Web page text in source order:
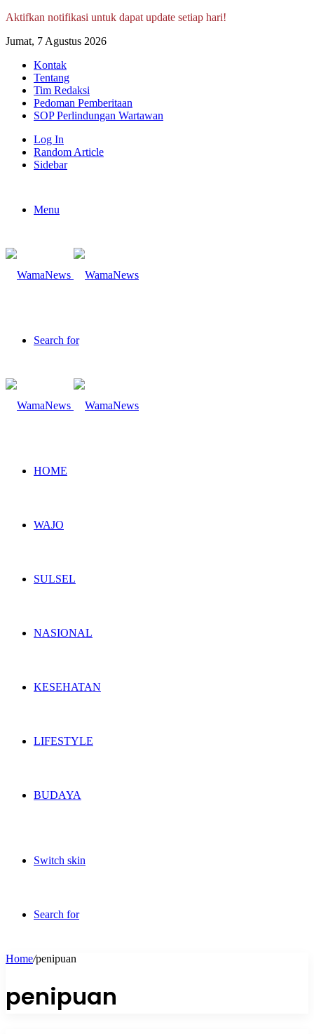
Aktifkan notifikasi untuk dapat update setiap hari!
Jumat, 7 Agustus 2026
Kontak
Tentang
Tim Redaksi
Pedoman Pemberitaan
SOP Perlindungan Wartawan
Log In
Random Article
Sidebar
Menu
Search for
HOME
WAJO
SULSEL
NASIONAL
KESEHATAN
LIFESTYLE
BUDAYA
Switch skin
Search for
Home/penipuan
penipuan